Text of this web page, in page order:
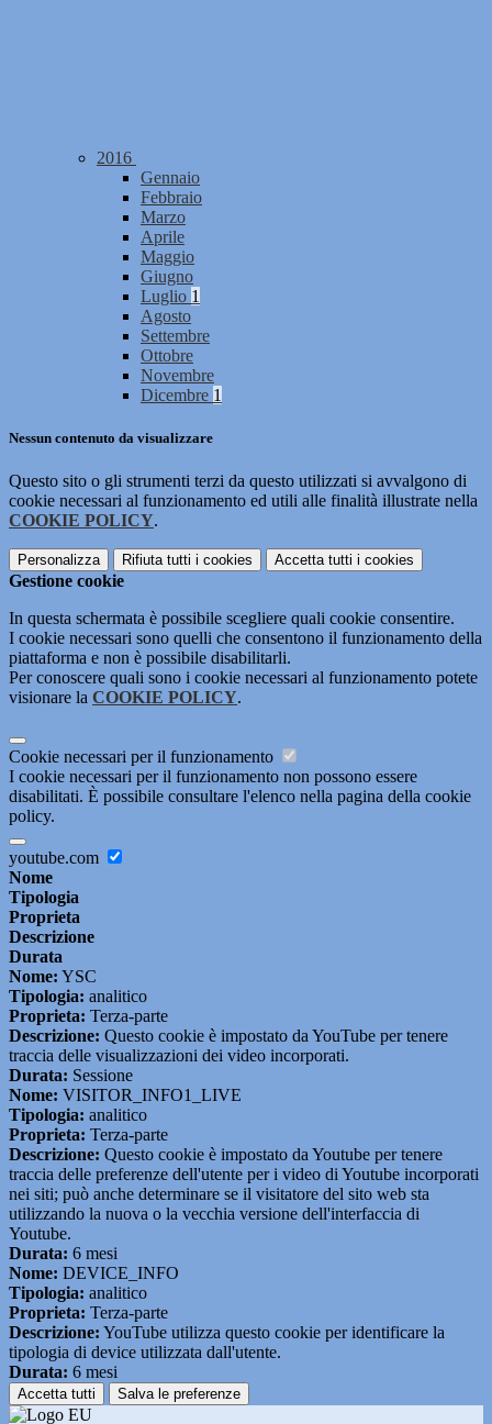
2016
Gennaio
Febbraio
Marzo
Aprile
Maggio
Giugno
Luglio 1
Agosto
Settembre
Ottobre
Novembre
Dicembre 1
Nessun contenuto da visualizzare
Questo sito o gli strumenti terzi da questo utilizzati si avvalgono di
cookie necessari al funzionamento ed utili alle finalità illustrate nella
COOKIE POLICY.
Personalizza Rifiuta tutti i cookies Accetta tutti i cookies
Gestione cookie
In questa schermata è possibile scegliere quali cookie consentire.
I cookie necessari sono quelli che consentono il funzionamento della
piattaforma e non è possibile disabilitarli.
Per conoscere quali sono i cookie necessari al funzionamento potete
visionare la COOKIE POLICY.
Cookie necessari per il funzionamento
I cookie necessari per il funzionamento non possono essere
disabilitati. È possibile consultare l'elenco nella pagina della cookie
policy.
youtube.com
Nome
Tipologia
Proprieta
Descrizione
Durata
Nome: YSC
Tipologia: analitico
Proprieta: Terza-parte
Descrizione: Questo cookie è impostato da YouTube per tenere
traccia delle visualizzazioni dei video incorporati.
Durata: Sessione
Nome: VISITOR_INFO1_LIVE
Tipologia: analitico
Proprieta: Terza-parte
Descrizione: Questo cookie è impostato da Youtube per tenere
traccia delle preferenze dell'utente per i video di Youtube incorporati
nei siti; può anche determinare se il visitatore del sito web sta
utilizzando la nuova o la vecchia versione dell'interfaccia di
Youtube.
Durata: 6 mesi
Nome: DEVICE_INFO
Tipologia: analitico
Proprieta: Terza-parte
Descrizione: YouTube utilizza questo cookie per identificare la
tipologia di device utilizzata dall'utente.
Durata: 6 mesi
Accetta tutti Salva le preferenze